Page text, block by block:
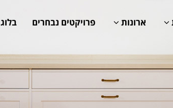
ארונות פרויקטים נבחרים בלוג